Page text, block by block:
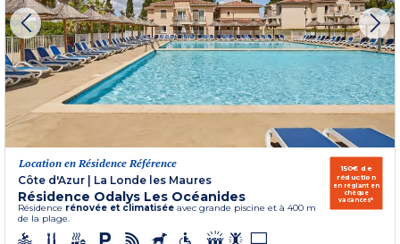
Location en Résidence Référence
Côte d'Azur | La Londe les Maures
Résidence Odalys Les Océanides
Résidence rénovée et climatisée avec grande piscine et à 400 m
de la plage.
150€ de
réduction
en réglant en
chèque
vacances*